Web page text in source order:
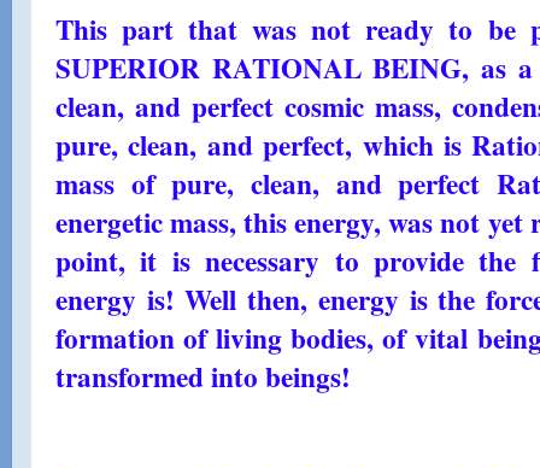
This part that was not ready to be
SUPERIOR RATIONAL BEING, as
clean, and perfect cosmic mass,
pure, clean, and perfect, which is
mass of pure, clean, and perfect
energetic mass, this energy, was not
point, it is necessary to provide the
energy is! Well then, energy is the
formation of living bodies, of vital
transformed into beings!